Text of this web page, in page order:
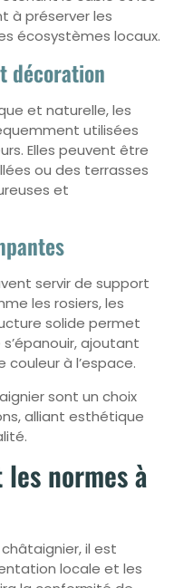
à préserver les
écosystèmes locaux.
décoration
et naturelle, les
utilisées
Elles peuvent être
ou des terrasses
et
servir de support
les rosiers, les
solide permet
ajoutant
à l’espace.
sont un choix
alliant esthétique
normes à
il est
locale et les